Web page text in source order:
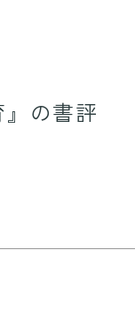
』の書評